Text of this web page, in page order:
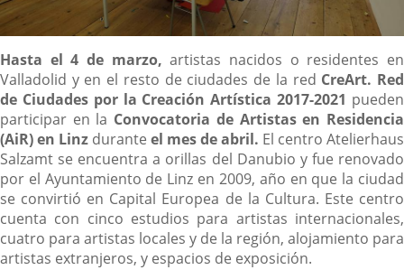
Descripción
Hasta el 4 de marzo, artistas nacidos o residentes en
Valladolid y en el resto de ciudades de la red CreArt. Red
de Ciudades por la Creación Artística 2017-2021 pueden
participar en la Convocatoria de Artistas en Residencia
(AiR) en Linz durante el mes de abril. El centro Atelierhaus
Salzamt se encuentra a orillas del Danubio y fue renovado
por el Ayuntamiento de Linz en 2009, año en que la ciudad
se convirtió en Capital Europea de la Cultura. Este centro
cuenta con cinco estudios para artistas internacionales,
cuatro para artistas locales y de la región, alojamiento para
artistas extranjeros, y espacios de exposición.